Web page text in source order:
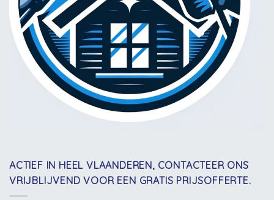
ACTIEF IN HEEL VLAANDEREN, CONTACTEER ONS
VRIJBLIJVEND VOOR EEN GRATIS PRIJSOFFERTE.